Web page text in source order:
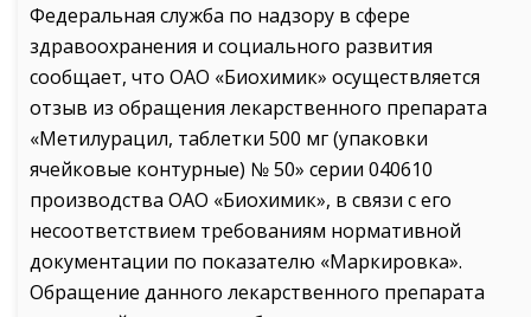
Федеральная служба по надзору в сфере
здравоохранения и социального развития
сообщает, что ОАО «Биохимик» осуществляется
отзыв из обращения лекарственного препарата
«Метилурацил, таблетки 500 мг (упаковки
ячейковые контурные) № 50» серии 040610
производства ОАО «Биохимик», в связи с его
несоответствием требованиям нормативной
документации по показателю «Маркировка».
Обращение данного лекарственного препарата